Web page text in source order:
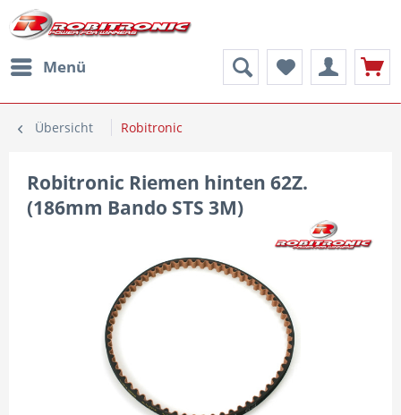
Menü
Übersicht Robitronic
Robitronic Riemen hinten 62Z.
(186mm Bando STS 3M)